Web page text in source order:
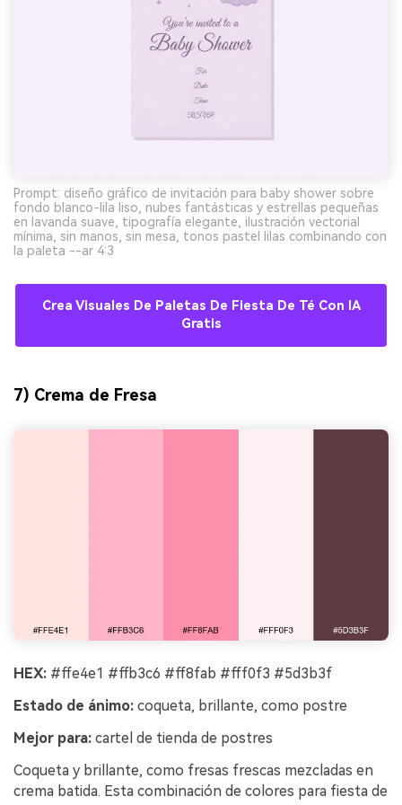
Prompt: diseño gráfico de invitación para baby shower sobre
fondo blanco-lila liso, nubes fantásticas y estrellas pequeñas
en lavanda suave, tipografía elegante, ilustración vectorial
mínima, sin manos, sin mesa, tonos pastel lilas combinando con
la paleta --ar 4:3
Crea Visuales De Paletas De Fiesta De Té Con IA
Gratis
7) Crema de Fresa
HEX: #ffe4e1 #ffb3c6 #ff8fab #fff0f3 #5d3b3f
Estado de ánimo: coqueta, brillante, como postre
Mejor para: cartel de tienda de postres
Coqueta y brillante, como fresas frescas mezcladas en
crema batida. Esta combinación de colores para fiesta de